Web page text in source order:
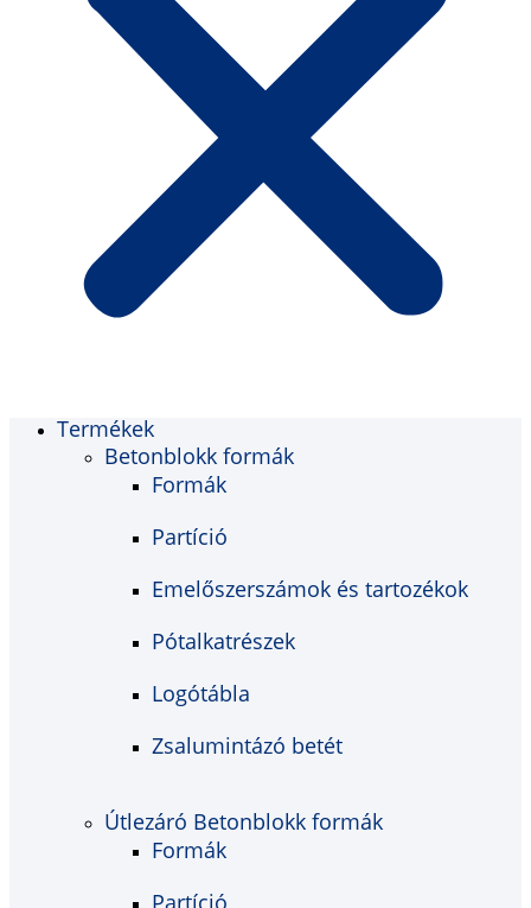
Termékek
Betonblokk formák
Formák
Partíció
Emelőszerszámok és tartozékok
Pótalkatrészek
Logótábla
Zsalumintázó betét
Útlezáró Betonblokk formák
Formák
Partíció